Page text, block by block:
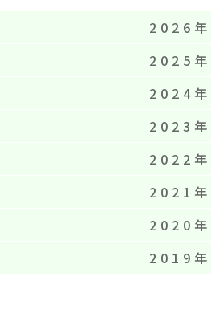
2026年
2025年
2024年
2023年
2022年
2021年
2020年
2019年